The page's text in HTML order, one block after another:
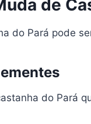
de
do Pará pode
do Pará